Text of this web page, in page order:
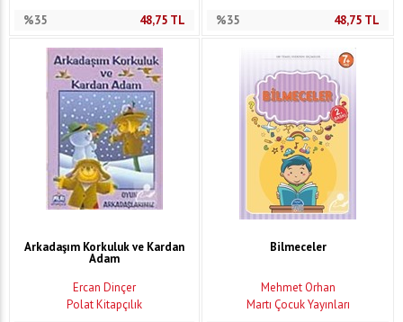
%35
48,75TL
%35
48,75 TL
Arkadaşım Korkuluk ve Kardan
Adam
Ercan Dinçer
Polat Kitapçılık
Bilmeceler
Mehmet Orhan
Martı Çocuk Yayınları